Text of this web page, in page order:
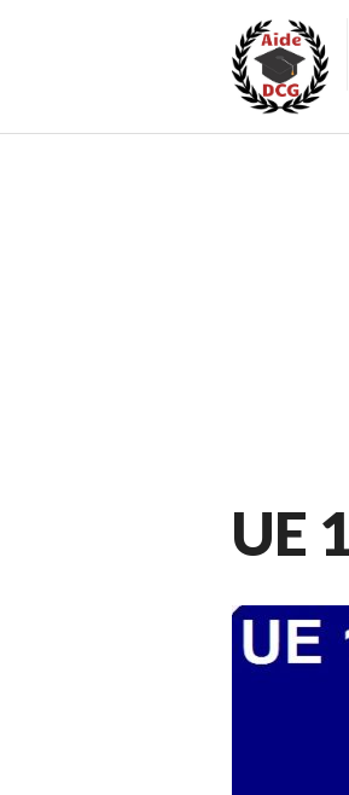
principal
UE